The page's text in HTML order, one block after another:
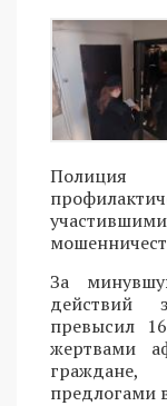
Полиция
За
действий
превысил
жертвами
предлогами